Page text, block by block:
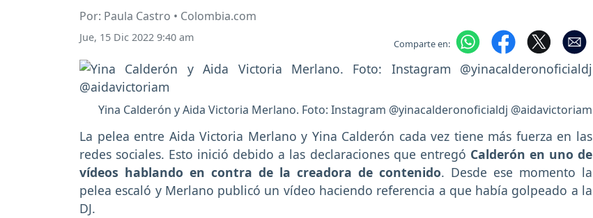
Por: Paula Castro • Colombia.com
Jue, 15 Dic 2022 9:40 am Comparte en:
Yina Calderón y Aida Victoria Merlano. Foto: Instagram @yinacalderonoficialdj @aidavictoriam
La pelea entre Aida Victoria Merlano y Yina Calderón cada vez tiene más fuerza en las
redes sociales. Esto inició debido a las declaraciones que entregó Calderón en uno de
vídeos hablando en contra de la creadora de contenido. Desde ese momento la
pelea escaló y Merlano publicó un vídeo haciendo referencia a que había golpeado a la
DJ.